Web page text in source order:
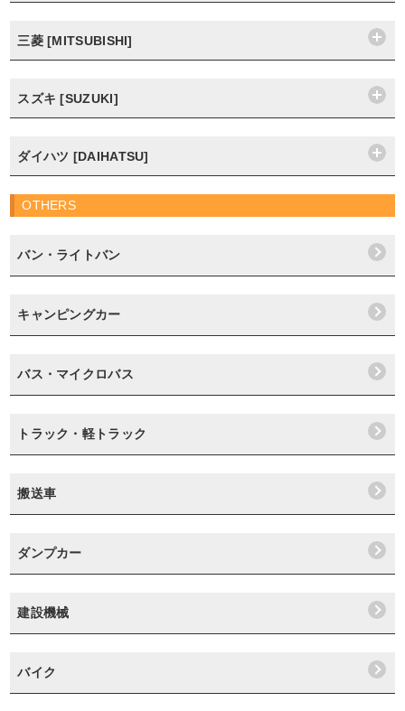
三菱 [MITSUBISHI]
スズキ [SUZUKI]
ダイハツ [DAIHATSU]
OTHERS
バン・ライトバン
キャンピングカー
バス・マイクロバス
トラック・軽トラック
搬送車
ダンプカー
建設機械
バイク